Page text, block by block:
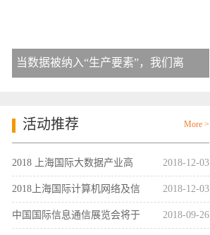
当数据被纳入“生产要素”，我们离
活动推荐 More >
2018 上海国际大数据产业高 2018-12-03
2018上海国际计算机网络及信 2018-12-03
中国国际信息通信展览会将于 2018-09-26